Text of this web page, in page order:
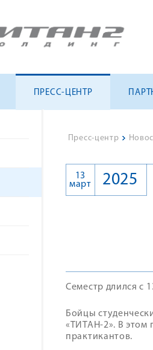
ПРЕСС-ЦЕНТР
Пресс-центр >
13
март
2025
Семестр длился с
Бойцы
«ТИТАН-2». В этом
практикантов.